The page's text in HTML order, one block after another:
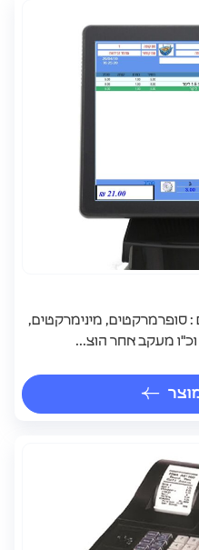
סופרמרקטים, מינימרקטים,
וכ"ו מעקב אחר הוצ...